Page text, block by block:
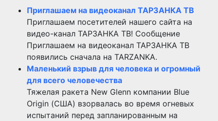
Приглашаем на видеоканал ТАРЗАНКА ТВ
Приглашаем посетителей нашего сайта на
видео-канал ТАРЗАНКА ТВ! Сообщение
Приглашаем на видеоканал ТАРЗАНКА ТВ
появились сначала на TARZANKA.
Маленький взрыв для человека и огромный
для всего человечества
Тяжелая ракета New Glenn компании Blue
Origin (США) взорвалась во время огневых
испытаний перед запланированным на